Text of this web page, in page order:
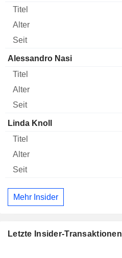
Alessandro Nasi
Linda Knoll
Mehr Insider
Letzte Insider-Transaktionen